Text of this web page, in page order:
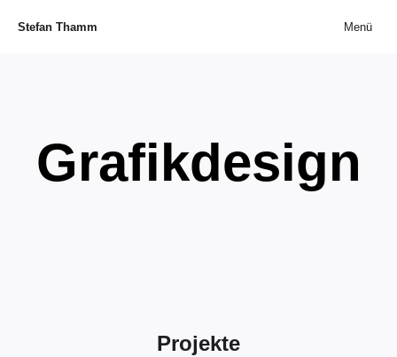
Stefan Thamm Menü
Grafikdesign
Projekte